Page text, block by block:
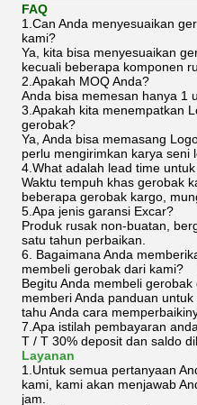
FAQ
1.Can Anda menyesuaikan
kami?
Ya, kita bisa menyesuaikan
kecuali beberapa komponen
2.Apakah MOQ Anda?
Anda bisa memesan hanya 1
3.Apakah kita menempatkan
gerobak?
Ya, Anda bisa memasang
perlu mengirimkan karya seni
4.What adalah lead time
Waktu tempuh khas gerobak
beberapa gerobak kargo,
5.Apa jenis garansi Excar?
Produk rusak non-buatan,
satu tahun perbaikan.
6. Bagaimana Anda
membeli gerobak dari kami?
Begitu Anda membeli
memberi Anda panduan
tahu Anda cara
7.Apa istilah pembayaran
T / T 30% deposit dan saldo
Layanan
1.Untuk semua pertanyaan
kami, kami akan menjawab
jam.